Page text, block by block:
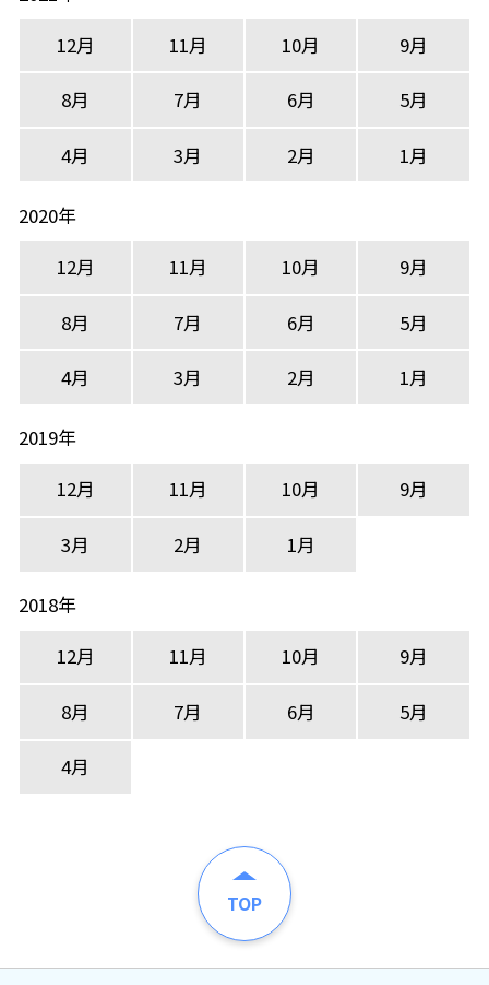
12月
11月 10月 9月
8月 7月 6月 5月
4月 3月 2月 1月
2020年
12月
11月 10月 9月
8月 7月 6月 5月
4月 3月 2月 1月
2019年
12月
11月 10月 9月
3月 2月 1月
2018年
12月
11月 10月 9月
8月 7月 6月 5月
4月
TOP